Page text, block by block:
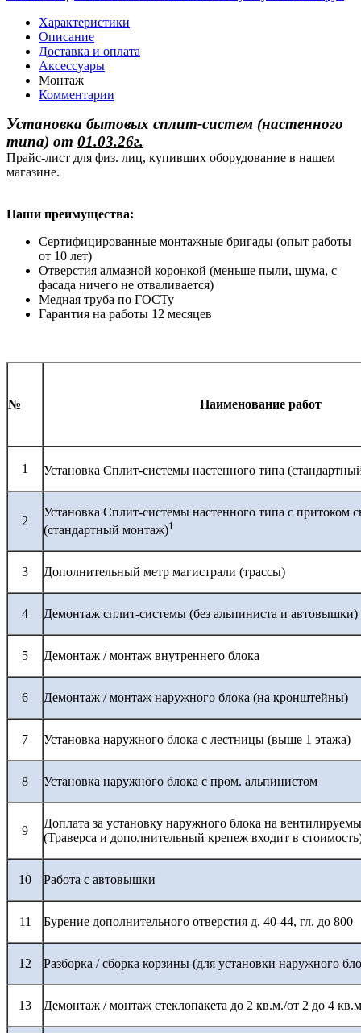
Характеристики
Описание
Доставка и оплата
Аксессуары
Монтаж
Комментарии
Установка бытовых сплит-систем (настенного
типа) от 01.03.26г.
Прайс-лист для физ. лиц, купивших оборудование в нашем
магазине.
Наши преимущества:
Сертифицированные монтажные бригады (опыт работы
от 10 лет)
Отверстия алмазной коронкой (меньше пыли, шума, с
фасада ничего не отваливается)
Медная труба по ГОСТу
Гарантия на работы 12 месяцев
№ Наименование работ
1 Установка Сплит-системы настенного типа
2
Установка Сплит-системы настенного типа с притоком
(стандартный монтаж)1
3 Дополнительный метр магистрали (трассы)
4 Демонтаж сплит-системы (без альпиниста и автовышки)
5 Демонтаж / монтаж внутреннего блока
6 Демонтаж / монтаж наружного блока (на кронштейны)
7 Установка наружного блока с лестницы (выше 1 этажа)
8 Установка наружного блока с пром. альпинистом
9
Доплата за установку наружного блока на
(Траверса и дополнительный крепеж входит в
10 Работа с автовышки
11 Бурение дополнительного отверстия д. 40-44, гл. до 800
12 Разборка / сборка корзины (для установки наружного
13 Демонтаж / монтаж стеклопакета до 2 кв.м./от 2 до 4